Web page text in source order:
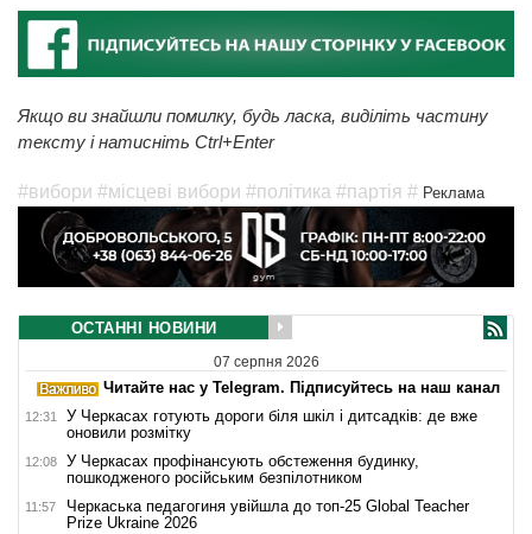
Якщо ви знайшли помилку, будь ласка, виділіть частину
тексту і натисніть Ctrl+Enter
#вибори #місцеві вибори #політика #партія # Реклама
ОСТАННІ НОВИНИ
07 серпня 2026
Читайте нас у Telegram. Підписуйтесь на наш канал
12:31
У Черкасах готують дороги біля шкіл і дитсадків: де вже
оновили розмітку
12:08
У Черкасах профінансують обстеження будинку,
пошкодженого російським безпілотником
11:57
Черкаська педагогиня увійшла до топ-25 Global Teacher
Prize Ukraine 2026